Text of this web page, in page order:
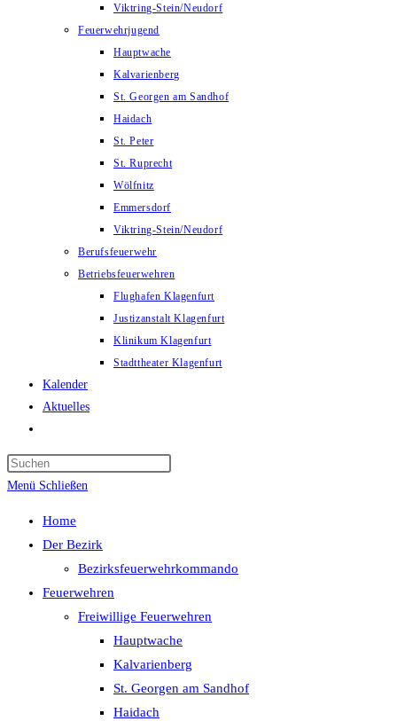
Viktring-Stein/Neudorf
Feuerwehrjugend
Hauptwache
Kalvarienberg
St. Georgen am Sandhof
Haidach
St. Peter
St. Ruprecht
Wölfnitz
Emmersdorf
Viktring-Stein/Neudorf
Berufsfeuerwehr
Betriebsfeuerwehren
Flughafen Klagenfurt
Justizanstalt Klagenfurt
Klinikum Klagenfurt
Stadttheater Klagenfurt
Kalender
Aktuelles
umschalten
search
Menü Schließen
Home
Der Bezirk
Bezirksfeuerwehrkommando
Feuerwehren
Freiwillige Feuerwehren
Hauptwache
Kalvarienberg
St. Georgen am Sandhof
Haidach